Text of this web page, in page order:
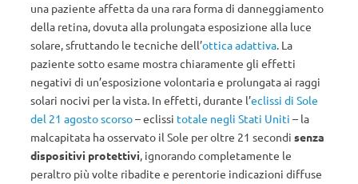
una paziente affetta da una rara forma di danneggiamento
della retina, dovuta alla prolungata esposizione alla luce
solare, sfruttando le tecniche dell’ottica adattiva. La
paziente sotto esame mostra chiaramente gli effetti
negativi di un’esposizione volontaria e prolungata ai raggi
solari nocivi per la vista. In effetti, durante l’eclissi di Sole
del 21 agosto scorso– eclissi totale negli Stati Uniti – la
malcapitata ha osservato il Sole per oltre 21 secondi senza
dispositivi protettivi, ignorando completamente le
peraltro più volte ribadite e perentorie indicazioni diffuse